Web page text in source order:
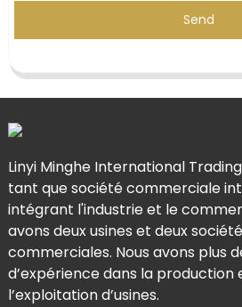
Send
Linyi Minghe International
tant que société commerciale
intégrant l'industrie et le
avons deux usines et deux
commerciales. Nous avons plus
d’expérience dans la production
l’exploitation d’usines.